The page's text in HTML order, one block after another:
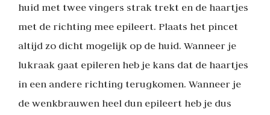
huid met twee vingers strak trekt en de haartjes
met de richting mee epileert. Plaats het pincet
altijd zo dicht mogelijk op de huid. Wanneer je
lukraak gaat epileren heb je kans dat de haartjes
in een andere richting terugkomen. Wanneer je
de wenkbrauwen heel dun epileert heb je dus